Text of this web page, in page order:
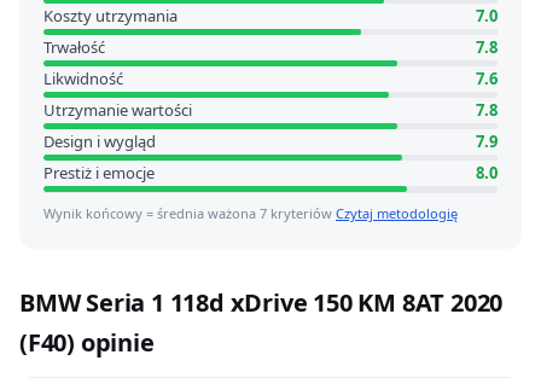
Koszty utrzymania
7.0
Trwałość
7.8
Likwidność
7.6
Utrzymanie wartości
7.8
Design i wygląd
7.9
Prestiż i emocje
8.0
Wynik końcowy = średnia ważona 7 kryteriów Czytaj metodologię
BMW Seria 1 118d xDrive 150 KM 8AT 2020
(F40) opinie